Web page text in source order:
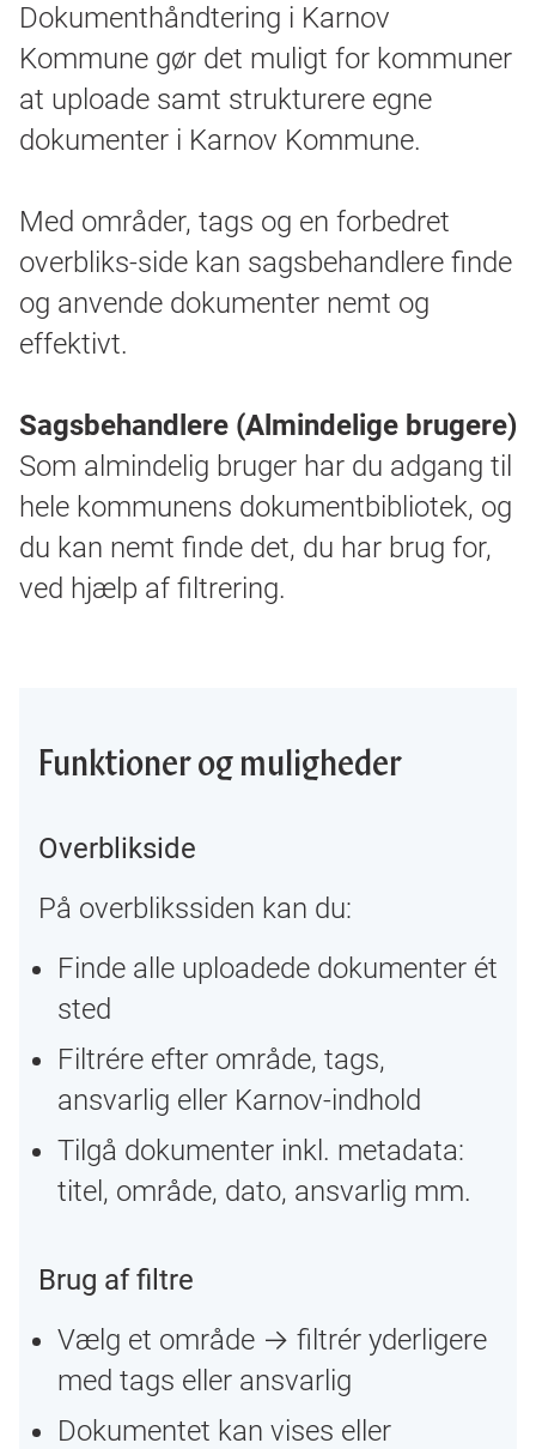
Dokumenthåndtering i Karnov
Kommune gør det muligt for kommuner
at uploade samt strukturere egne
dokumenter i Karnov Kommune.
Med områder, tags og en forbedret
overbliks-side kan sagsbehandlere finde
og anvende dokumenter nemt og
effektivt.
Sagsbehandlere (Almindelige brugere)
Som almindelig bruger har du adgang til
hele kommunens dokumentbibliotek, og
du kan nemt finde det, du har brug for,
ved hjælp af filtrering.
Funktioner og muligheder
Overblikside
På overblikssiden kan du:
Finde alle uploadede dokumenter ét
sted
Filtrére efter område, tags,
ansvarlig eller Karnov-indhold
Tilgå dokumenter inkl. metadata:
titel, område, dato, ansvarlig mm.
Brug af filtre
Vælg et område → filtrér yderligere
med tags eller ansvarlig
Dokumentet kan vises eller